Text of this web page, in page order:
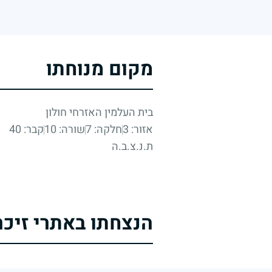
מקום מנוחתו
בית העלמין האזרחי חולון
אזור: 3
חלקה: 7 שורה: 10
קבר: 40
ת.נ.צ.ב.ה
הנצחתו באתרי